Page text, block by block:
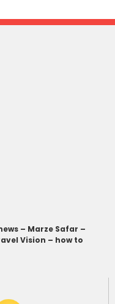
– Marze Safar –
Vision – how to